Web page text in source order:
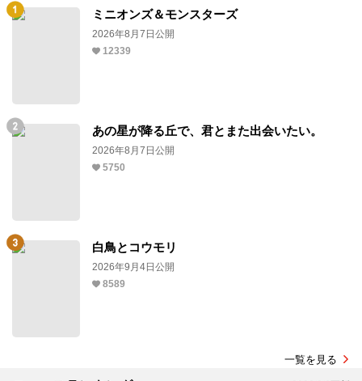
ミニオンズ＆モンスターズ
2026年8月7日公開
12339
あの星が降る丘で、君とまた出会いたい。
2026年8月7日公開
5750
白鳥とコウモリ
2026年9月4日公開
8589
一覧を見る